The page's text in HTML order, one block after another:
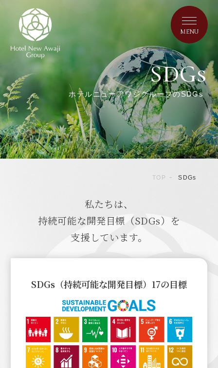
ホテルニューアワジグループのSDGs
TOP SDGs
私たちは、
持続可能な開発目標（SDGs）を
支援しています。
SDGs（持続可能な開発目標）17の目標
MENU
PHILOSOPHY
企業理念・経営方針
PROFILE
会社概要・事業案内
HISTORY
歴史・沿革
NEWS
ニュース
CAREERS